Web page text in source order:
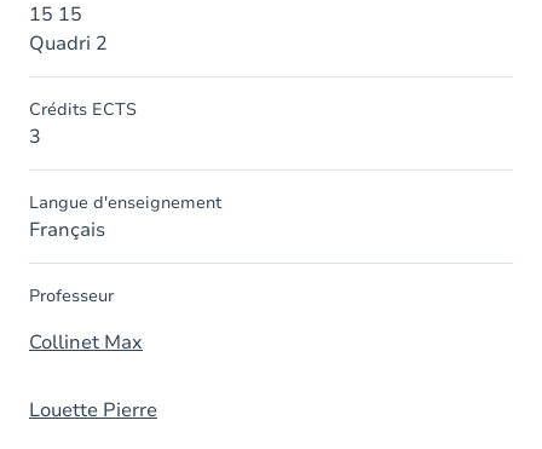
15 15
Quadri 2
Crédits ECTS
3
Langue d'enseignement
Français
Professeur
Collinet Max
Louette Pierre